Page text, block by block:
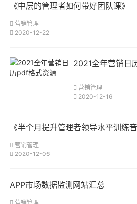
《中层的管理者如何带好团队课》
营销管理
2020-12-22
2021全年营销日
营销管理
2020-12-16
《半个月提升管理者领导水平训练
营销管理
2020-12-06
APP市场数据监测网站汇总
营销管理